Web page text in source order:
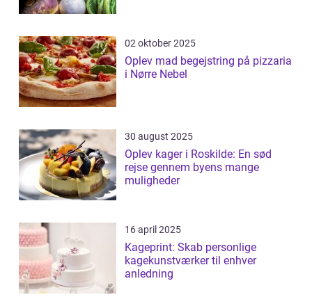
02 oktober 2025
Oplev mad begejstring på pizzaria
i Nørre Nebel
30 august 2025
Oplev kager i Roskilde: En sød
rejse gennem byens mange
muligheder
16 april 2025
Kageprint: Skab personlige
kagekunstværker til enhver
anledning